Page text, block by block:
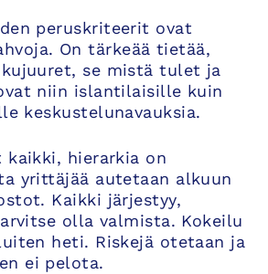
peruskriteerit ovat
On tärkeää tietää,
se mistä tulet ja
niin islantilaisille kuin
keskustelunavauksia.
kaikki, hierarkia on
yrittäjää autetaan alkuun
Kaikki järjestyy,
olla valmista. Kokeilu
heti. Riskejä otetaan ja
ei pelota.